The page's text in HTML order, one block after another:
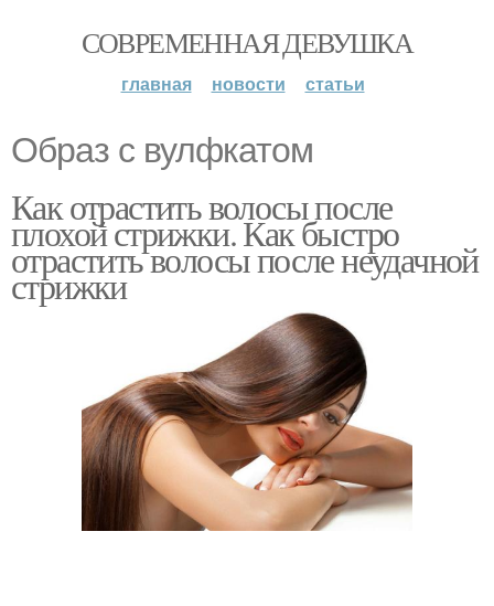
СОВРЕМЕННАЯ ДЕВУШКА
главная новости статьи
Образ с вулфкатом
Как отрастить волосы после
плохой стрижки. Как быстро
отрастить волосы после неудачной
стрижки